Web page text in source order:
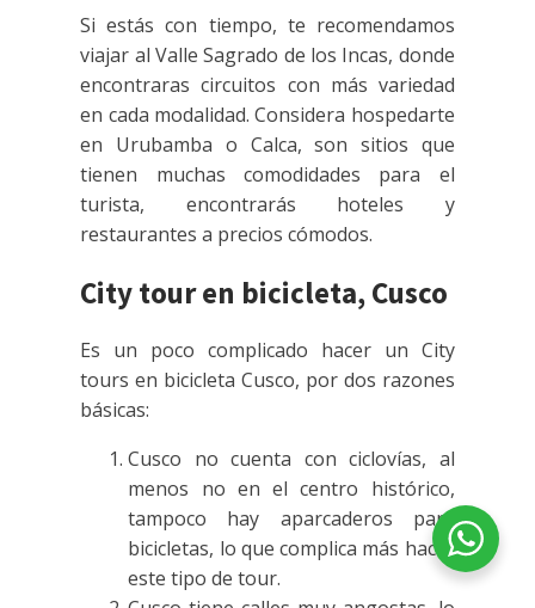
Si estás con tiempo, te recomendamos
viajar al Valle Sagrado de los Incas, donde
encontraras circuitos con más variedad
en cada modalidad. Considera hospedarte
en Urubamba o Calca, son sitios que
tienen muchas comodidades para el
turista, encontrarás hoteles y
restaurantes a precios cómodos.
City tour en bicicleta, Cusco
Es un poco complicado hacer un City
tours en bicicleta Cusco, por dos razones
básicas:
Cusco no cuenta con ciclovías, al
menos no en el centro histórico,
tampoco hay aparcaderos para
bicicletas, lo que complica más hacer
este tipo de tour.